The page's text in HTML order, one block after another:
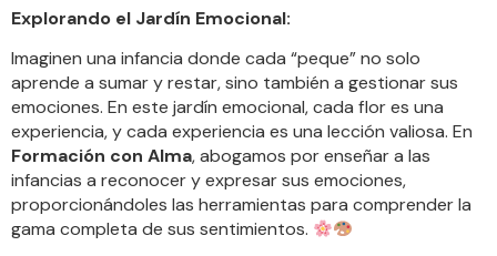
Explorando el Jardín Emocional:
Imaginen una infancia donde cada “peque” no solo
aprende a sumar y restar, sino también a gestionar sus
emociones. En este jardín emocional, cada flor es una
experiencia, y cada experiencia es una lección valiosa. En
Formación con Alma, abogamos por enseñar a las
infancias a reconocer y expresar sus emociones,
proporcionándoles las herramientas para comprender la
gama completa de sus sentimientos.